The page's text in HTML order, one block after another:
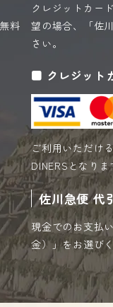
料
クレジットカー
望の場合、「佐
さい。
クレジット
ご利用いただけ
DINERSとなりま
佐川急便 代
現金でのお支払
金）」をお選び